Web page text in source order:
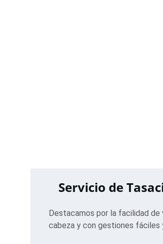
Servicio de
Destacamos por la facilidad
cabeza y con gestiones fáciles